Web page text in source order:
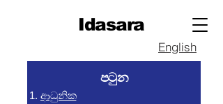
Idasara
English
පටුන
ආධුනික